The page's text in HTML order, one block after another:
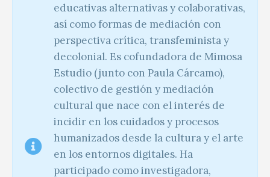
educativas alternativas y colaborativas,
así como formas de mediación con
perspectiva crítica, transfeminista y
decolonial. Es cofundadora de Mimosa
Estudio (junto con Paula Cárcamo),
colectivo de gestión y mediación
cultural que nace con el interés de
incidir en los cuidados y procesos
humanizados desde la cultura y el arte
en los entornos digitales. Ha
participado como investigadora,